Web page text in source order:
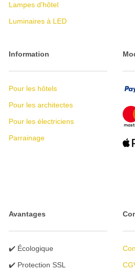
Lampes d'hôtel
Luminaires à LED
Information
Pour les hôtels
Pour les architectes
Pour les électriciens
Parrainage
Avantages
✔️ Écologique
✔️ Protection SSL